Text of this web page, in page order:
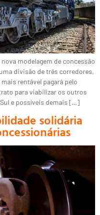
modelagem de concessão
divisão de três corredores,
rentável pagará pelo
para viabilizar os outros
e possíveis demais […]
solidária